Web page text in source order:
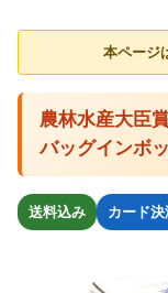
本ページ
農林水産大臣
バッグインボ
送料込み カード